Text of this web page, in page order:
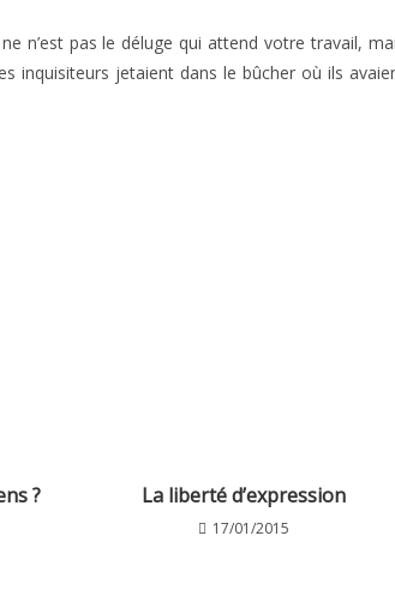
n’est pas le déluge qui attend votre travail,
inquisiteurs jetaient dans le bûcher où ils
? La liberté d’expression
17/01/2015